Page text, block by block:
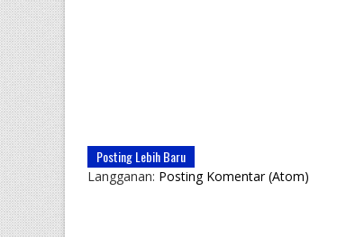
Posting Lebih Baru
Langganan: Posting Komentar (Atom)